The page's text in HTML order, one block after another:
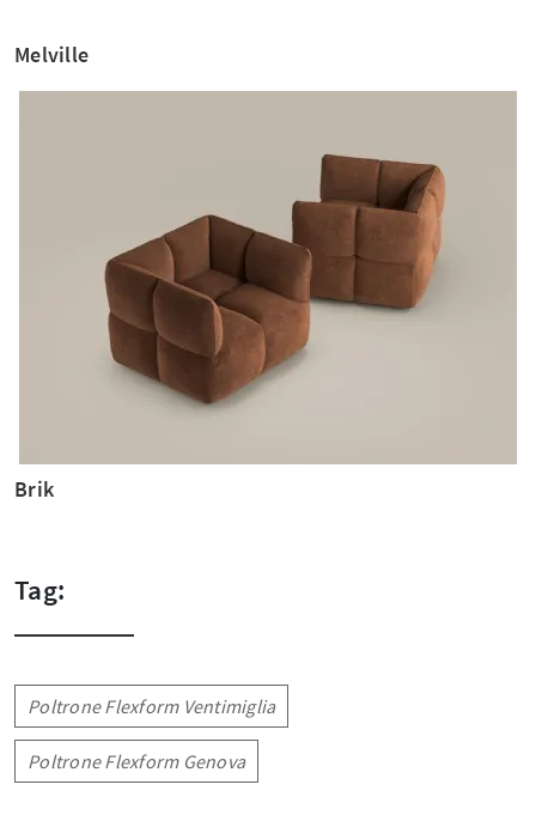
Melville
Brik
Tag:
Poltrone Flexform Ventimiglia
Poltrone Flexform Genova